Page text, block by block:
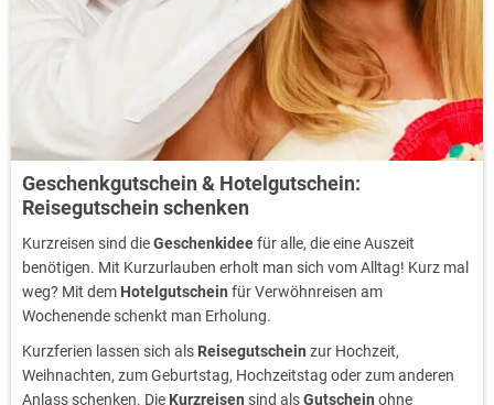
Geschenkgutschein & Hotelgutschein:
Reisegutschein schenken
Kurzreisen sind dieGeschenkideefür alle, die eine Auszeit
benötigen. Mit Kurzurlauben erholt man sich vom Alltag! Kurz mal
weg? Mit dem Hotelgutschein für Verwöhnreisen am
Wochenende schenkt man Erholung.
Kurzferien lassen sich als Reisegutschein zur Hochzeit,
Weihnachten, zum Geburtstag, Hochzeitstag oder zum anderen
Anlass schenken. Die Kurzreisen sind alsGutschein ohne